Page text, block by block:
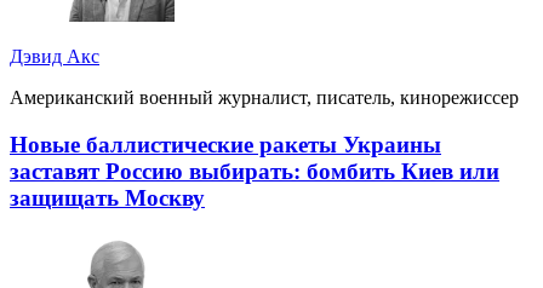
Дэвид Акс
Американский военный журналист, писатель, кинорежиссер
Новые баллистические ракеты Украины
заставят Россию выбирать: бомбить Киев или
защищать Москву